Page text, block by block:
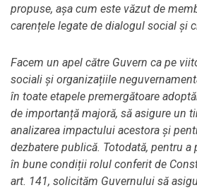
propuse, așa cum este văzut de
carențele legate de dialogul social și
Facem un apel către Guvern ca pe
sociali și organizațiile
în toate etapele premergătoare
de importanță majoră, să asigure un
analizarea impactului acestora și
dezbatere publică. Totodată, pentru a
în bune condiții rolul conferit de
art. 141, solicităm Guvernului să